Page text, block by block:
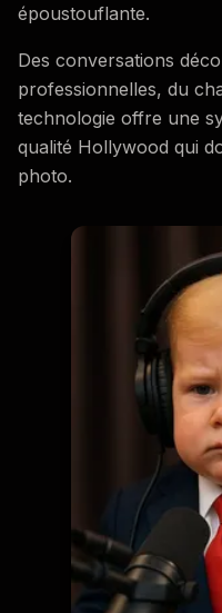
époustouflante.
Des conversations
professionnelles, du
technologie offre une
qualité Hollywood qui
photo.